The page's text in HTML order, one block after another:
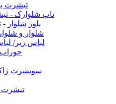
تیشرت
تاپ شلوارک -
بلوز شلوار
شلوار و
لباس زیر/
جوراب
سویشرت
تیشرت